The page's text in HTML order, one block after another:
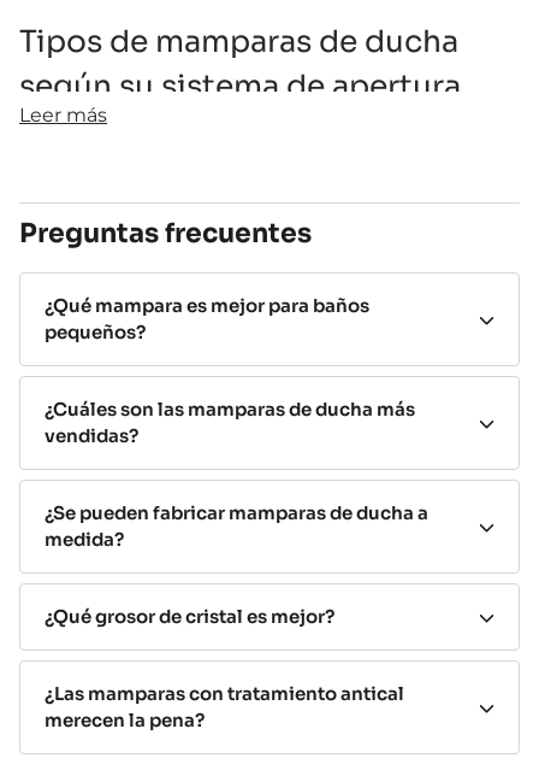
Tipos de mamparas de ducha
según su sistema de apertura
y el uso que se le vaya a dar.
Mamparas correderas
Lasmamparas de ducha correderasson las más
vendidas por su
espacio.Las hojas se deslizan sobre una guía sin
necesitar espacio libre para abrirse, lo que las convierte
en laopción ideal para baños pequeños.
modelos con rodamientos dobles tipo tándem para
Ideales para baños pequeños o medianos
Alta estanqueidad
Fáciles de manejar
Mamparas fijas (walk-in)
Leer más
Preguntas frecuentes
¿Qué mampara es mejor para baños
pequeños?
¿Cuáles son las mamparas de ducha más
vendidas?
¿Se pueden fabricar mamparas de ducha a
medida?
¿Qué grosor de cristal es mejor?
¿Las mamparas con tratamiento antical
merecen la pena?